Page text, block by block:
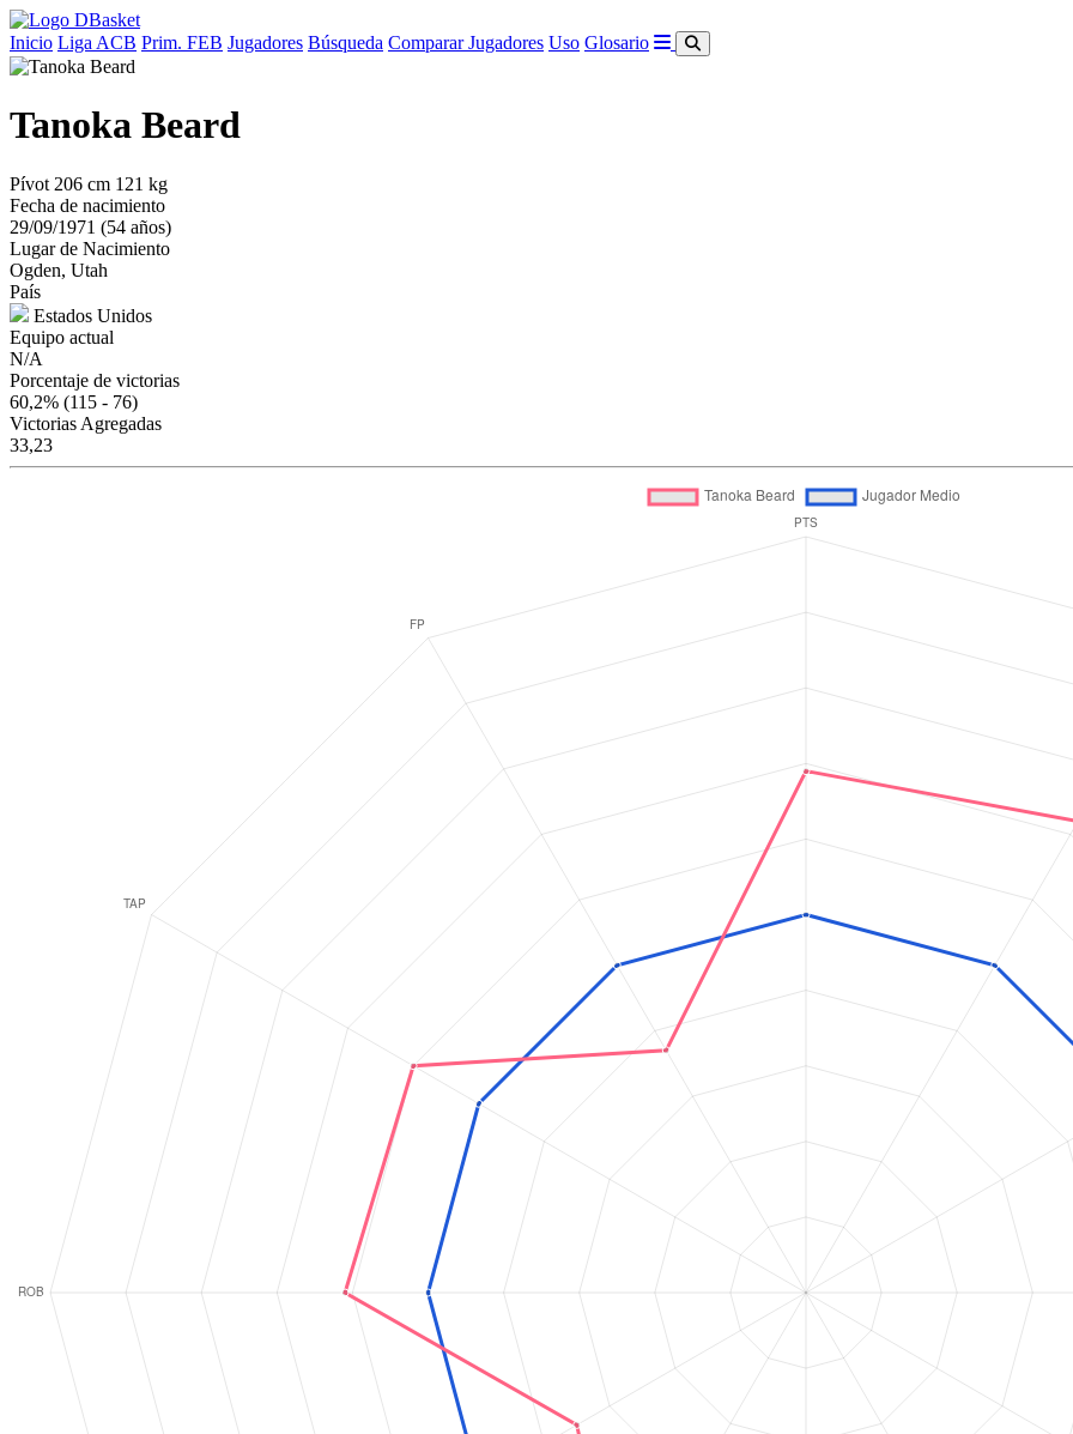
Inicio Liga ACB Prim. FEB Jugadores Búsqueda Comparar Jugadores Uso Glosario
Tanoka Beard
Pívot 206 cm 121 kg
Fecha de nacimiento
29/09/1971 (54 años)
Lugar de Nacimiento
Ogden, Utah
País
Estados Unidos
Equipo actual
N/A
Porcentaje de victorias
60,2% (115 - 76)
Victorias Agregadas
33,23